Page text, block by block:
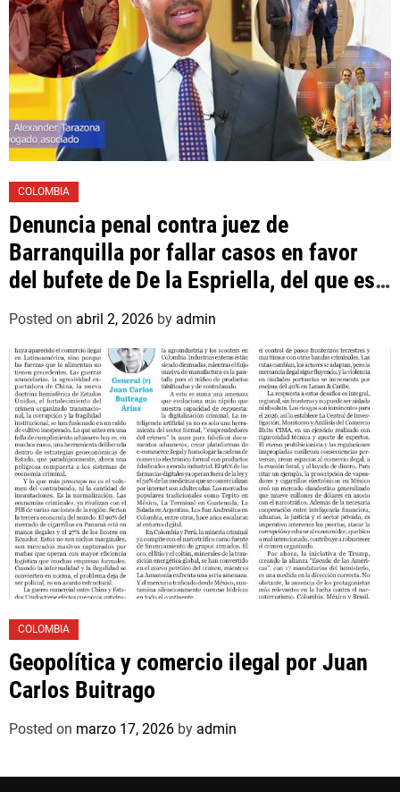
COLOMBIA
Denuncia penal contra juez de
Barranquilla por fallar casos en favor
del bufete de De la Espriella, del que es
asociado un hijo suyo
Posted on abril 2, 2026 by admin
COLOMBIA
Geopolítica y comercio ilegal por Juan
Carlos Buitrago
Posted on marzo 17, 2026 by admin